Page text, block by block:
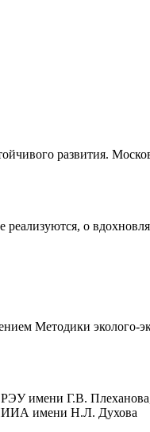
развития.
о
Методики
имени Г.В.
имени Н.Л. Духова